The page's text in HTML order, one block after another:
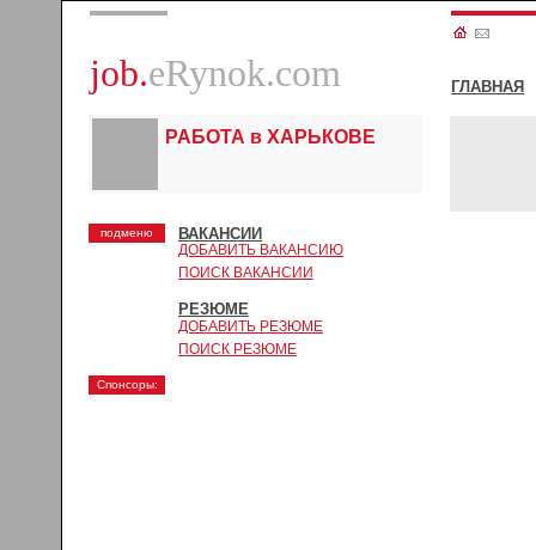
job.eRynok.com ГЛАВНАЯ
РАБОТА в ХАРЬКОВЕ
подменю ВАКАНСИИ
ДОБАВИТЬ ВАКАНСИЮ
ПОИСК ВАКАНСИИ
РЕЗЮМЕ
ДОБАВИТЬ РЕЗЮМЕ
ПОИСК РЕЗЮМЕ
Спонсоры: